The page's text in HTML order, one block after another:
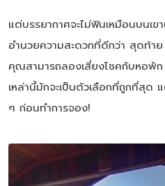
แต่บรรยากาศจะไม่ฟินเหมือนบน
อำนวยความสะดวกที่ดีกว่า สุดท้
คุณสามารถลองเสี่ยงโชคกับหอพั
เหล่านี้มักจะเป็นตัวเลือกที่ถูกที่สุด
ๆ ก่อนทำการจอง!